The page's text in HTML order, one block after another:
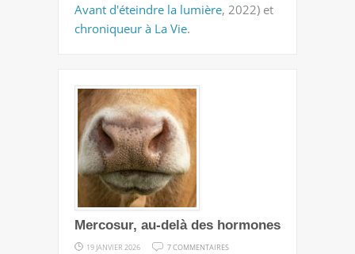
Avant d'éteindre la lumière, 2022) et
chroniqueur à La Vie.
Mercosur, au-delà des hormones
19 JANVIER 2026 7 COMMENTAIRES